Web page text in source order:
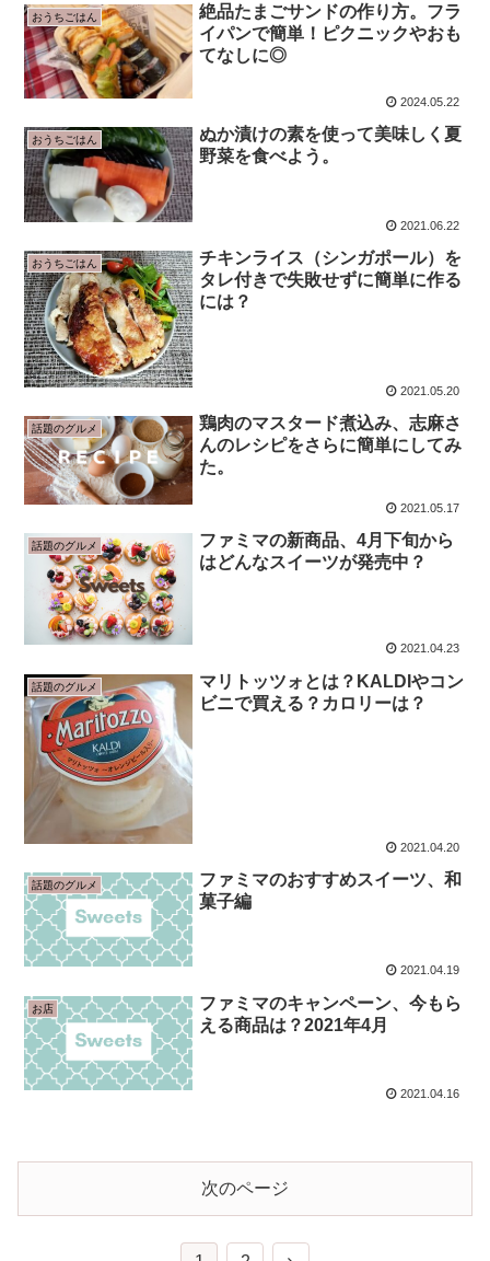
おうちごはん
絶品たまごサンドの作り方。フラ
イパンで簡単！ピクニックやおも
てなしに◎
2024.05.22
おうちごはん
ぬか漬けの素を使って美味しく夏
野菜を食べよう。
2021.06.22
おうちごはん
チキンライス（シンガポール）を
タレ付きで失敗せずに簡単に作る
には？
2021.05.20
話題のグルメ
鶏肉のマスタード煮込み、志麻さ
んのレシピをさらに簡単にしてみ
た。
2021.05.17
話題のグルメ
ファミマの新商品、4月下旬から
はどんなスイーツが発売中？
2021.04.23
話題のグルメ
マリトッツォとは？KALDIやコン
ビニで買える？カロリーは？
2021.04.20
話題のグルメ
ファミマのおすすめスイーツ、和
菓子編
2021.04.19
お店
ファミマのキャンペーン、今もら
える商品は？2021年4月
2021.04.16
次のページ